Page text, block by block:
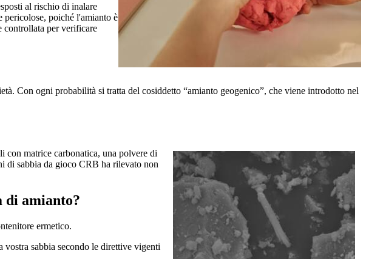
al rischio di inalare
poiché l'amianto è
controllata per verificare
Con ogni probabilità si tratta del cosiddetto “amianto geogenico”, che viene introdotto nel
con matrice carbonatica, una polvere di
di sabbia da gioco CRB ha rilevato non
di amianto?
ermetico.
sabbia secondo le direttive vigenti